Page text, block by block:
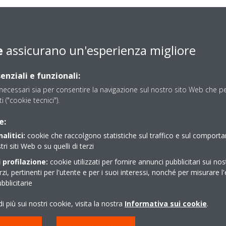
Daikin è frutto di innovazione applicata alle tecnologie più
con
, abbinato a uno scambiatore di
cessione di calore rispetto ai modelli precedenti. La nuova serie
450kW a 1.100kW e modelli più grandi a doppio compressore e
alle condizioni nominali Eurovent.
EWWD-VZ Daikin è stata ridotta al minimo grazie a un
passaggio e un separatore d'olio integrato nel guscio del
con quadro elettrico scomponibile opzionale: questo facilita la
assicurano un'esperienza migliore
e funzionali:
sia per consentire la navigazione sul nostro sito Web che
("cookie tecnici").
cookie che raccolgono statistiche sul traffico e sul
siti Web o su quelli di terzi
profilazione: cookie utilizzati per fornire annunci pubblicitari sui
pertinenti per l'utente e per i suoi interessi, nonché per misurare
più sui nostri cookie, visita la nostra Informativa sui cookie.